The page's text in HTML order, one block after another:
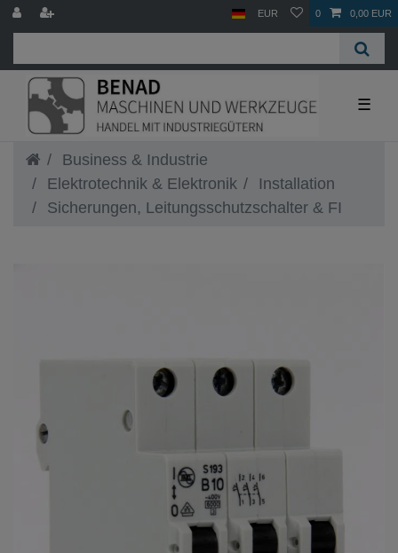
EUR 0 0,00 EUR
☰
Business & Industrie
Elektrotechnik & Elektronik
Installation
Sicherungen, Leitungsschutzschalter & FI